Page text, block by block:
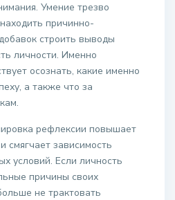
Умение трезво
причинно-
строить выводы
личности. Именно
осознать, какие именно
а также что за
рефлексии повышает
смягчает зависимость
условий. Если личность
причины своих
не трактовать